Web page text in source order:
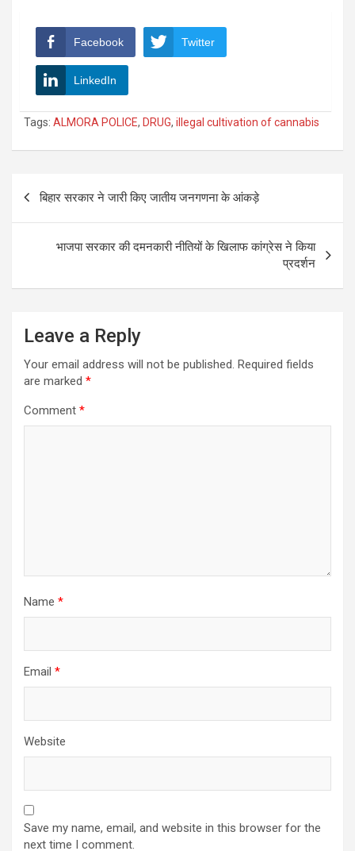
Facebook Twitter
LinkedIn
Tags: ALMORA POLICE, DRUG, illegal cultivation of cannabis
बिहार सरकार ने जारी किए जातीय जनगणना के आंकड़े
भाजपा सरकार की दमनकारी नीतियों के खिलाफ कांग्रेस ने किया
प्रदर्शन
Leave a Reply
Your email address will not be published. Required fields
are marked *
Comment *
Name *
Email *
Website
Save my name, email, and website in this browser for the
next time I comment.